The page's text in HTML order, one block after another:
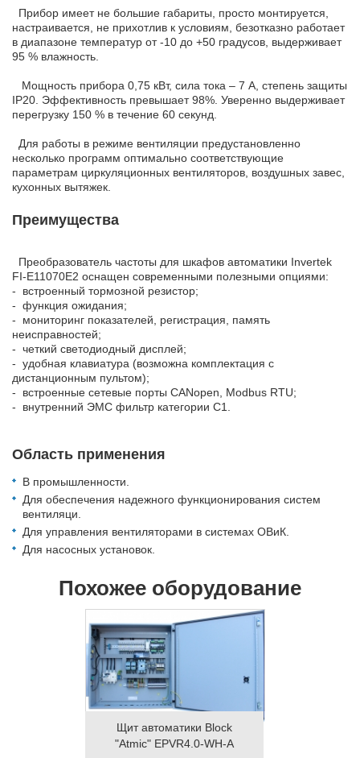
Прибор имеет не большие габариты, просто монтируется,
настраивается, не прихотлив к условиям, безотказно работает
в диапазоне температур от -10 до +50 градусов, выдерживает
95 % влажность.
Мощность прибора 0,75 кВт, сила тока – 7 А, степень защиты
IP20. Эффективность превышает 98%. Уверенно выдерживает
перегрузку 150 % в течение 60 секунд.
Для работы в режиме вентиляции предустановленно
несколько программ оптимально соответствующие
параметрам циркуляционных вентиляторов, воздушных завес,
кухонных вытяжек.
Преимущества
Преобразователь частоты для шкафов автоматики Invertek
FI-E11070E2 оснащен современными полезными опциями:
- встроенный тормозной резистор;
- функция ожидания;
- мониторинг показателей, регистрация, память
неисправностей;
- четкий светодиодный дисплей;
- удобная клавиатура (возможна комплектация с
дистанционным пультом);
- встроенные сетевые порты CANopen, Modbus RTU;
- внутренний ЭМС фильтр категории С1.
Область применения
В промышленности.
Для обеспечения надежного функционирования систем
вентиляци.
Для управления вентиляторами в системах ОВиК.
Для насосных установок.
Похожее оборудование
Щит автоматики Block
"Atmic" EPVR4.0-WH-A